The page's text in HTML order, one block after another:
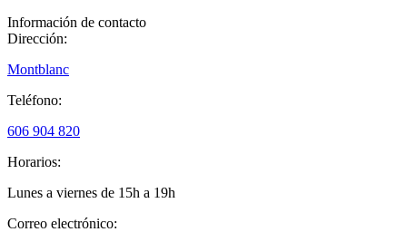
Información de contacto
Dirección:
Montblanc
Teléfono:
606 904 820
Horarios:
Lunes a viernes de 15h a 19h
Correo electrónico: